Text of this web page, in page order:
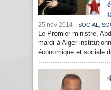
25 nov 2014 SOCIAL ,
Le Premier ministre,
mardi à Alger
économique et sociale